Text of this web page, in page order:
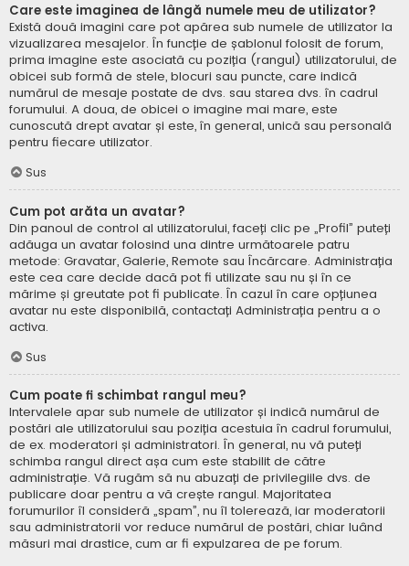
Care este imaginea de lângă numele meu de utilizator?
Există două imagini care pot apărea sub numele de utilizator la
vizualizarea mesajelor. În funcție de șablonul folosit de forum,
prima imagine este asociată cu poziția (rangul) utilizatorului, de
obicei sub formă de stele, blocuri sau puncte, care indică
numărul de mesaje postate de dvs. sau starea dvs. în cadrul
forumului. A doua, de obicei o imagine mai mare, este
cunoscută drept avatar și este, în general, unică sau personală
pentru fiecare utilizator.
Sus
Cum pot arăta un avatar?
Din panoul de control al utilizatorului, faceți clic pe „Profil” puteți
adăuga un avatar folosind una dintre următoarele patru
metode: Gravatar, Galerie, Remote sau Încărcare. Administrația
este cea care decide dacă pot fi utilizate sau nu și în ce
mărime și greutate pot fi publicate. În cazul în care opțiunea
avatar nu este disponibilă, contactați Administrația pentru a o
activa.
Sus
Cum poate fi schimbat rangul meu?
Intervalele apar sub numele de utilizator și indică numărul de
postări ale utilizatorului sau poziția acestuia în cadrul forumului,
de ex. moderatori și administratori. În general, nu vă puteți
schimba rangul direct așa cum este stabilit de către
administrație. Vă rugăm să nu abuzați de privilegiile dvs. de
publicare doar pentru a vă crește rangul. Majoritatea
forumurilor îl consideră „spam”, nu îl tolerează, iar moderatorii
sau administratorii vor reduce numărul de postări, chiar luând
măsuri mai drastice, cum ar fi expulzarea de pe forum.